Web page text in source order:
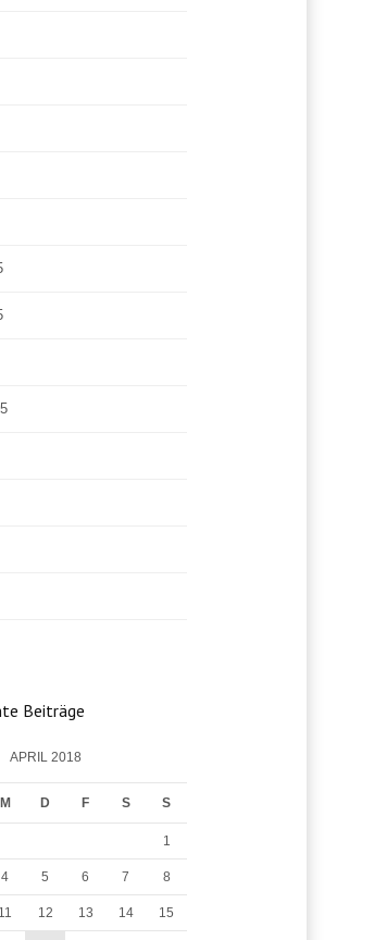
Beiträge
APRIL 2018
M D F S S
1
4 5 6 7 8
11 12 13 14 15